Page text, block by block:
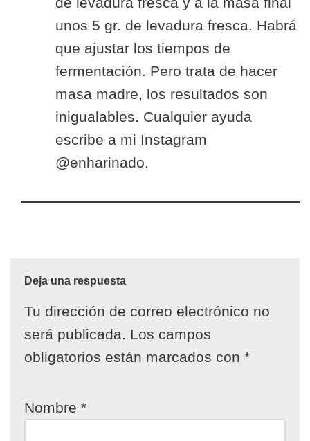
unos 5 gr. de levadura fresca. Habrá
que ajustar los tiempos de
fermentación. Pero trata de hacer
masa madre, los resultados son
inigualables. Cualquier ayuda
escribe a mi Instagram
@enharinado.
Deja una respuesta
Tu dirección de correo electrónico no
será publicada.
Los campos
obligatorios están marcados con *
Nombre *